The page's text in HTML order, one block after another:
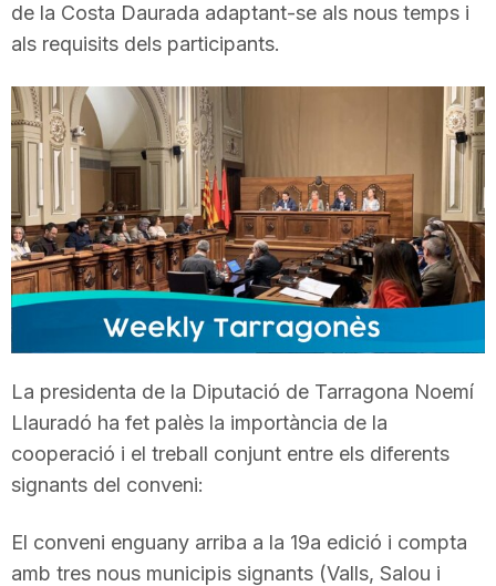
a
t
e
a
r
r
de la Costa Daurada adaptant-se als nous temps i
als requisits dels participants.
La presidenta de la Diputació de Tarragona Noemí
Llauradó ha fet palès la importància de la
cooperació i el treball conjunt entre els diferents
signants del conveni:
El conveni enguany arriba a la 19a edició i compta
amb tres nous municipis signants (Valls, Salou i